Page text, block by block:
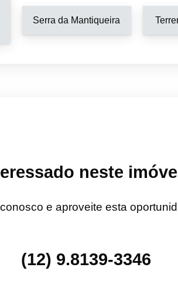
Serra da Mantiqueira
neste
e aproveite esta
(12) 9.8139-3346